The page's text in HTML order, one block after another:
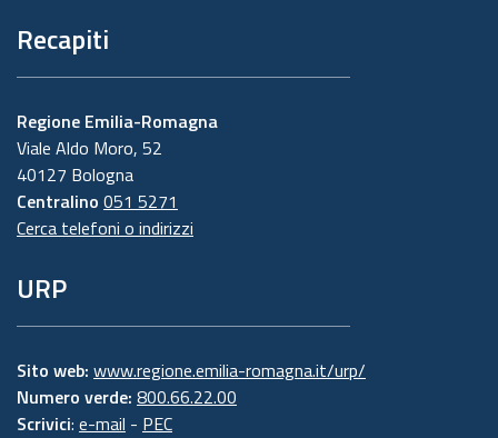
Recapiti
Regione Emilia-Romagna
Viale Aldo Moro, 52
40127 Bologna
Centralino 051 5271
Cerca telefoni o indirizzi
URP
Sito web: www.regione.emilia-romagna.it/urp/
Numero verde: 800.66.22.00
Scrivici: e-mail - PEC